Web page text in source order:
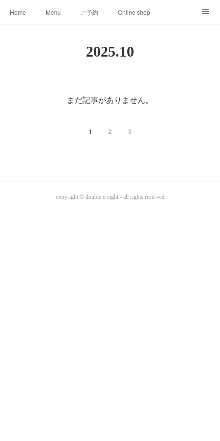
Home Menu ご予約 Online shop
2025.10
まだ記事がありません。
1 2 3
copyright © double o eight - all rights reserved